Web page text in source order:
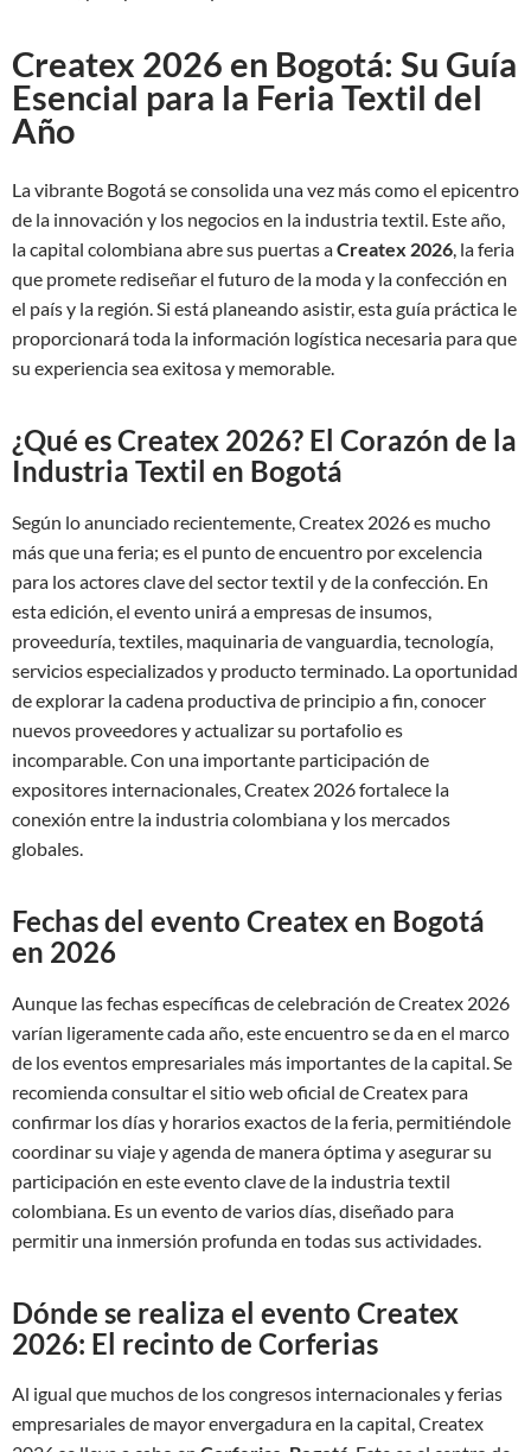
Createx 2026 en Bogotá: Su Guía
Esencial para la Feria Textil del
Año
La vibrante Bogotá se consolida una vez más como el epicentro
de la innovación y los negocios en la industria textil. Este año,
la capital colombiana abre sus puertas aCreatex 2026, la feria
que promete rediseñar el futuro de la moda y la confección en
el país y la región. Si está planeando asistir, esta guía práctica le
proporcionará toda la información logística necesaria para que
su experiencia sea exitosa y memorable.
¿Qué es Createx 2026? El Corazón de la
Industria Textil en Bogotá
Según lo anunciado recientemente, Createx 2026 es mucho
más que una feria; es el punto de encuentro por excelencia
para los actores clave del sector textil y de la confección. En
esta edición, el evento unirá a empresas de insumos,
proveeduría, textiles, maquinaria de vanguardia, tecnología,
servicios especializados y producto terminado. La oportunidad
de explorar la cadena productiva de principio a fin, conocer
nuevos proveedores y actualizar su portafolio es
incomparable. Con una importante participación de
expositores internacionales, Createx 2026 fortalece la
conexión entre la industria colombiana y los mercados
globales.
Fechas del evento Createx en Bogotá
en 2026
Aunque las fechas específicas de celebración de Createx 2026
varían ligeramente cada año, este encuentro se da en el marco
de los eventos empresariales más importantes de la capital. Se
recomienda consultar el sitio web oficial de Createx para
confirmar los días y horarios exactos de la feria, permitiéndole
coordinar su viaje y agenda de manera óptima y asegurar su
participación en este evento clave de la industria textil
colombiana. Es un evento de varios días, diseñado para
permitir una inmersión profunda en todas sus actividades.
Dónde se realiza el evento Createx
2026: El recinto de Corferias
Al igual que muchos de los congresos internacionales y ferias
empresariales de mayor envergadura en la capital, Createx